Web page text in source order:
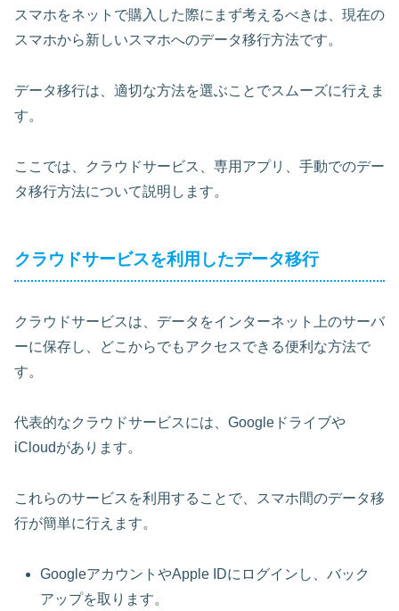
スマホをネットで購入した際にまず考えるべきは、現在の
スマホから新しいスマホへのデータ移行方法です。
データ移行は、適切な方法を選ぶことでスムーズに行えま
す。
ここでは、クラウドサービス、専用アプリ、手動でのデー
タ移行方法について説明します。
クラウドサービスを利用したデータ移行
クラウドサービスは、データをインターネット上のサーバ
ーに保存し、どこからでもアクセスできる便利な方法で
す。
代表的なクラウドサービスには、Googleドライブや
iCloudがあります。
これらのサービスを利用することで、スマホ間のデータ移
行が簡単に行えます。
GoogleアカウントやApple IDにログインし、バック
アップを取ります。